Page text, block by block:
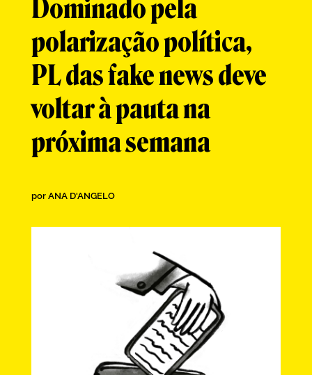
Dominado pela
polarização política,
PL das fake news deve
voltar à pauta na
próxima semana
por ANA D'ANGELO